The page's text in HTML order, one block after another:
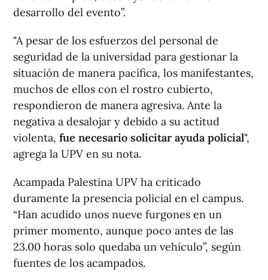
desarrollo del evento”.
"A pesar de los esfuerzos del personal de
seguridad de la universidad para gestionar la
situación de manera pacífica, los manifestantes,
muchos de ellos con el rostro cubierto,
respondieron de manera agresiva. Ante la
negativa a desalojar y debido a su actitud
violenta, fue necesario solicitar ayuda policial",
agrega la UPV en su nota.
Acampada Palestina UPV ha criticado
duramente la presencia policial en el campus.
“Han acudido unos nueve furgones en un
primer momento, aunque poco antes de las
23.00 horas solo quedaba un vehículo”, según
fuentes de los acampados.